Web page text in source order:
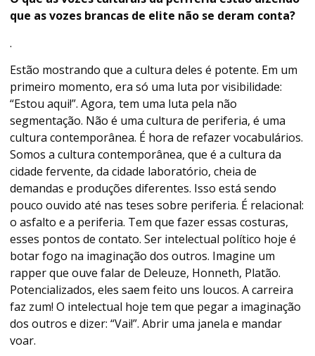
que as vozes brancas de elite não se deram conta?
.
Estão mostrando que a cultura deles é potente. Em um
primeiro momento, era só uma luta por visibilidade:
“Estou aqui!”. Agora, tem uma luta pela não
segmentação. Não é uma cultura de periferia, é uma
cultura contemporânea. É hora de refazer vocabulários.
Somos a cultura contemporânea, que é a cultura da
cidade fervente, da cidade laboratório, cheia de
demandas e produções diferentes. Isso está sendo
pouco ouvido até nas teses sobre periferia. É relacional:
o asfalto e a periferia. Tem que fazer essas costuras,
esses pontos de contato. Ser intelectual político hoje é
botar fogo na imaginação dos outros. Imagine um
rapper que ouve falar de Deleuze, Honneth, Platão.
Potencializados, eles saem feito uns loucos. A carreira
faz zum! O intelectual hoje tem que pegar a imaginação
dos outros e dizer: “Vai!”. Abrir uma janela e mandar
voar.